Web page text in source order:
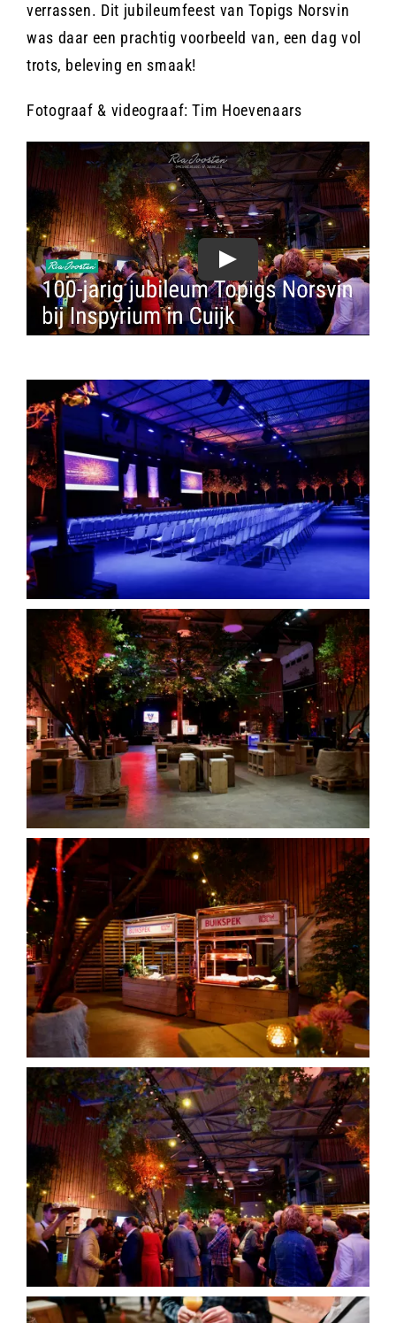
verrassen. Dit jubileumfeest van Topigs Norsvin
was daar een prachtig voorbeeld van, een dag vol
trots, beleving en smaak!
Fotograaf & videograaf: Tim Hoevenaars